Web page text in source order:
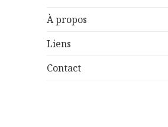
À propos
Liens
Contact